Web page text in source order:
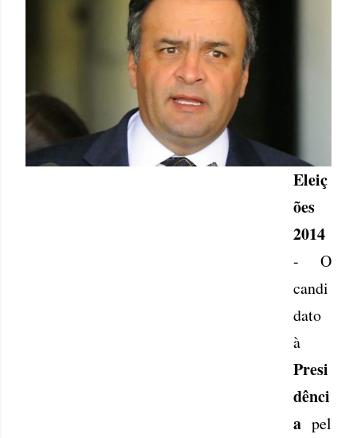
Eleiç
ões
2014
- O
candi
dato
à
Presi
dênci
a pel